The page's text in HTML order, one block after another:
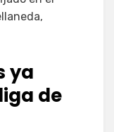
ya
de